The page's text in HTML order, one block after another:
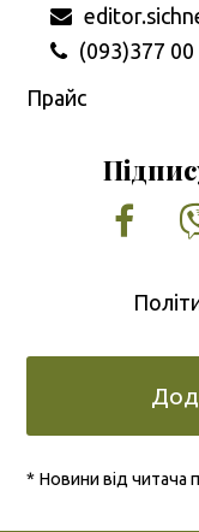
(093)377 00
Прайс
* Новини від читача